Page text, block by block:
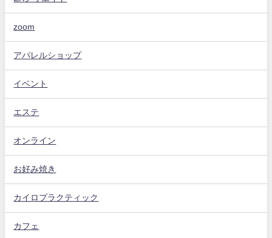
zoom
アパレルショップ
イベント
エステ
オンライン
お好み焼き
カイロプラクティック
カフェ